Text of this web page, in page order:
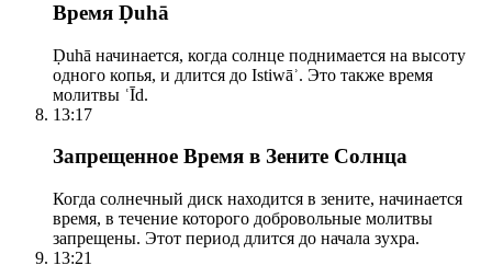
Время Ḍuhā
Ḍuhā начинается, когда солнце поднимается на высоту
одного копья, и длится до Istiwāʾ. Это также время
молитвы ʿĪd.
13:17
Запрещенное Время в Зените Солнца
Когда солнечный диск находится в зените, начинается
время, в течение которого добровольные молитвы
запрещены. Этот период длится до начала зухра.
13:21